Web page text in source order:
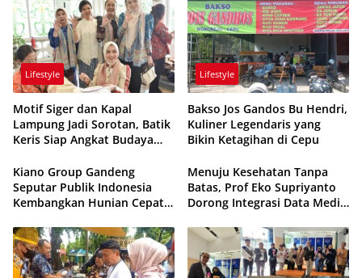
Lifestyle
Motif Siger dan Kapal
Lampung Jadi Sorotan, Batik
Keris Siap Angkat Budaya
Lifestyle
Bakso Jos Gandos Bu Hendri,
Kuliner Legendaris yang
Bikin Ketagihan di Cepu
Kiano Group Gandeng
Seputar Publik Indonesia
Kembangkan Hunian Cepat
Menuju Kesehatan Tanpa
Batas, Prof Eko Supriyanto
Dorong Integrasi Data Medis